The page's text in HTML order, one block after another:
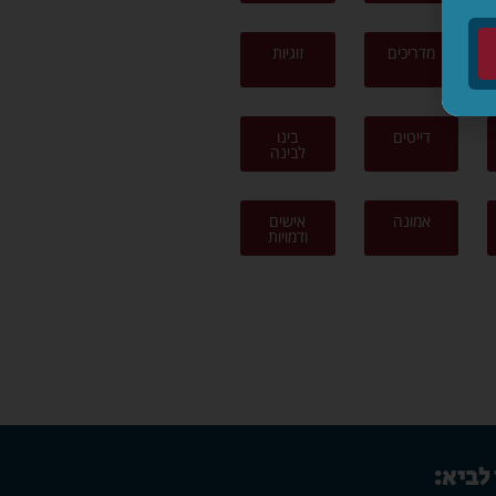
מדריכים זוגיות
דייטים בינו
לבינה
אמונה אישים
ודמויות
לביא: